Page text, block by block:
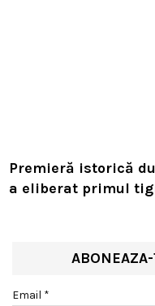
Premieră istorică
a eliberat primul
Email *